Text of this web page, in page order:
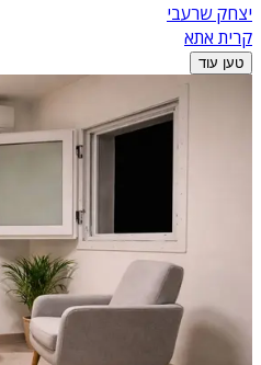
יצחק שרעבי
קרית אתא
טען עוד